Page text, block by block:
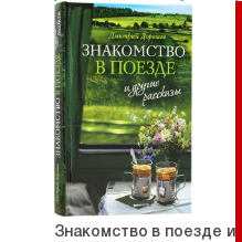
Знакомство в поезде и